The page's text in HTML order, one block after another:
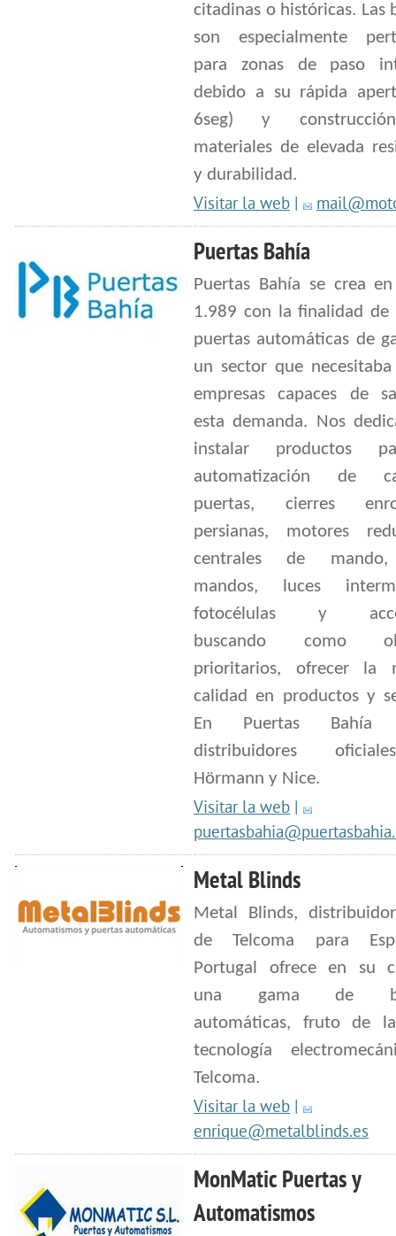
citadinas o históricas. Las
son especialmente
para zonas de paso
debido a su rápida
6seg) y
materiales de elevada
y durabilidad.
Visitar la web |
Puertas Bahía
Puertas Bahía se crea
1.989 con la finalidad de
puertas automáticas de
un sector que necesitaba
empresas capaces de
esta demanda. Nos
instalar productos
automatización de
puertas, cierres
persianas, motores
centrales de
mandos, luces
fotocélulas y
buscando como
prioritarios, ofrecer la
calidad en productos y
En Puertas Bahía
distribuidores
Hörmann y Nice.
Visitar la web |
Metal Blinds
Metal Blinds,
de Telcoma para
Portugal ofrece en su
una gama de
automáticas, fruto de
tecnología
Telcoma.
Visitar la web |
enrique@metalblinds.es
MonMatic Puertas y
Automatismos